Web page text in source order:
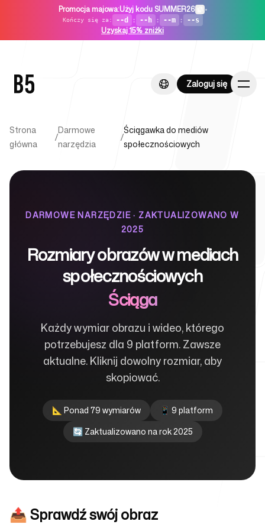
Promocja majowa:Użyj kodu SUMMER26 •
Kończy się za: --d : --h : --m : --s
Uzyskaj 15% zniżki
Zaloguj się
Zaloguj się
Strona główna
Dla startupów
Cennik
Centrum pomocy
Strona
główna
/
Darmowe
narzędzia
/
Ściągawka do mediów
społecznościowych
DARMOWE NARZĘDZIE · ZAKTUALIZOWANO W
2025
Rozmiary obrazów w mediach
społecznościowych
Ściąga
Każdy wymiar obrazu i wideo, którego
potrzebujesz dla 9 platform. Zawsze
aktualne. Kliknij dowolny rozmiar, aby
skopiować.
📐 Ponad 79 wymiarów
📱 9 platform
🔄 Zaktualizowano na rok 2025
📤 Sprawdź swój obraz